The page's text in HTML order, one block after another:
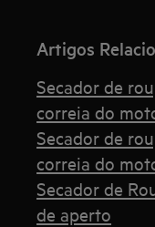
Artigos
Secador de
correia do
Secador de
correia do
Secador de
de aperto